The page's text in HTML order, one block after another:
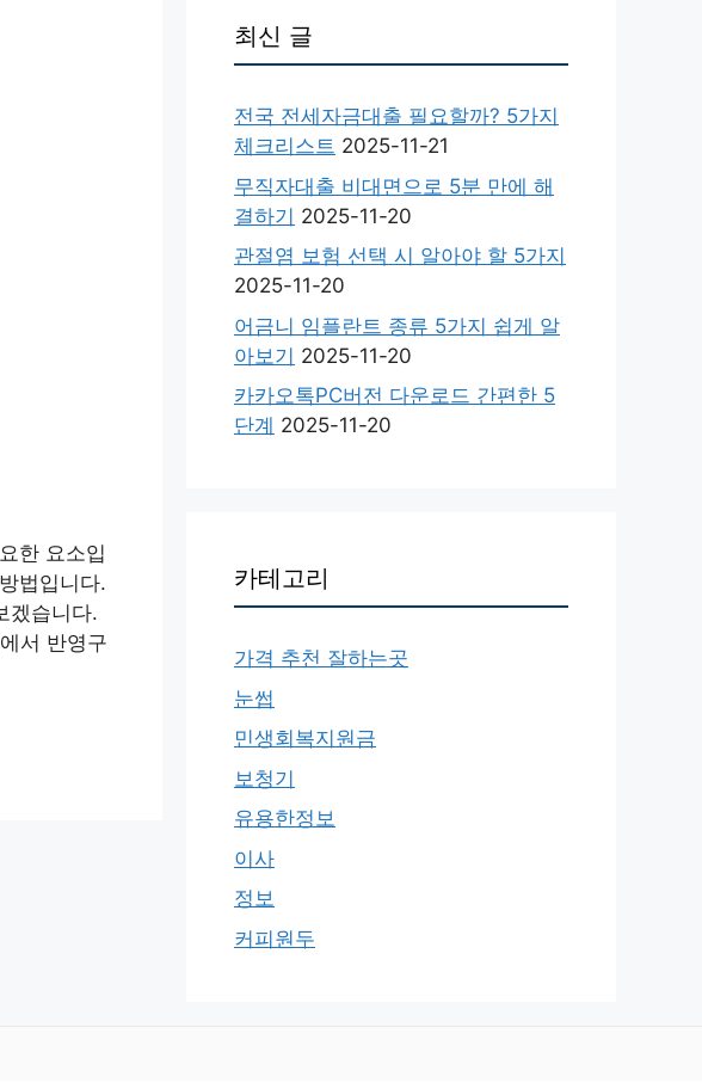
한 요소입
법입니다.
겠습니다.
서 반영구
최신 글
전국 전세자금대출 필요할까? 5가지
체크리스트 2025-11-21
무직자대출 비대면으로 5분 만에 해
결하기 2025-11-20
관절염 보험 선택 시 알아야 할 5가지
2025-11-20
어금니 임플란트 종류 5가지 쉽게 알
아보기 2025-11-20
카카오톡PC버전 다운로드 간편한 5
단계 2025-11-20
카테고리
가격 추천 잘하는곳
눈썹
민생회복지원금
보청기
유용한정보
이사
정보
커피원두